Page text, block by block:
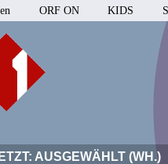
ORF ON KIDS
AUSGEWÄHLT (WH.)